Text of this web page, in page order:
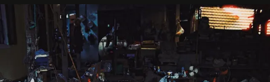
quán cà phê. Dưới đây là những mẫu nail được yêu thích
nhất của xu hướng này.